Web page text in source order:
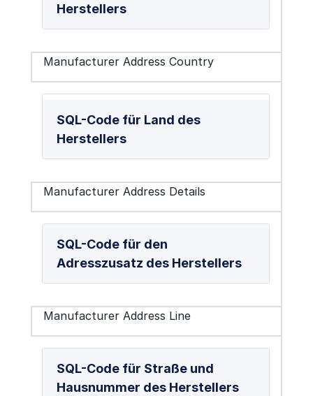
Herstellers
Manufacturer Address Country
SQL-Code für Land des
Herstellers
Manufacturer Address Details
SQL-Code für den
Adresszusatz des Herstellers
Manufacturer Address Line
SQL-Code für Straße und
Hausnummer des Herstellers